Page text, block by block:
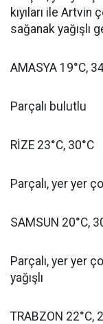
kıyıları ile
sağanak yağışlı
AMASYA 19°C,
Parçalı bulutlu
RİZE 23°C, 30°C
Parçalı, yer yer
SAMSUN 20°C,
Parçalı, yer yer
yağışlı
TRABZON 22°C,